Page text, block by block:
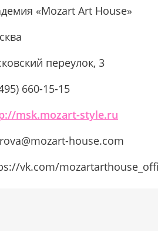
«Mozart Art House»
переулок, 3
660-15-15
msk.mozart-style.ru
house.com
vk.com/